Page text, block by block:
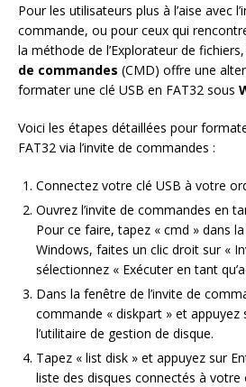
Pour les utilisateurs plus à l’aise avec
commande, ou pour ceux qui
la méthode de l’Explorateur de fichiers,
de commandes (CMD) offre une
formater une clé USB en FAT32 sous
Voici les étapes détaillées pour
FAT32 via l’invite de commandes :
Connectez votre clé USB à votre
Ouvrez l’invite de commandes en
Pour ce faire, tapez « cmd » dans
Windows, faites un clic droit sur «
sélectionnez « Exécuter en tant
Dans la fenêtre de l’invite de
commande « diskpart » et appuyez
l’utilitaire de gestion de disque.
Tapez « list disk » et appuyez sur
liste des disques connectés à votre